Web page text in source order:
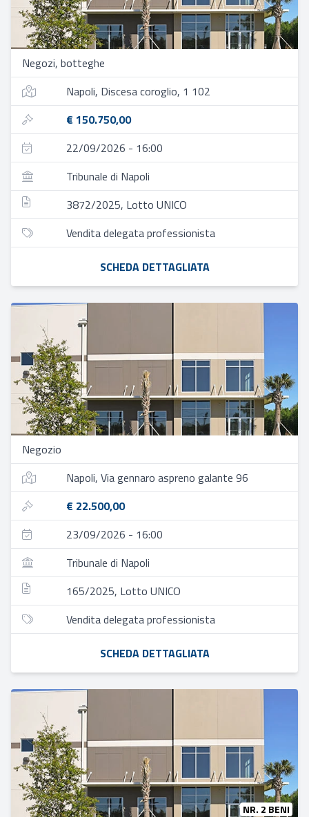
Negozi, botteghe
Napoli, Discesa coroglio, 1 102
€ 150.750,00
22/09/2026 - 16:00
Tribunale di Napoli
3872/2025, Lotto UNICO
Vendita delegata professionista
SCHEDA DETTAGLIATA
Negozio
Napoli, Via gennaro aspreno galante 96
€ 22.500,00
23/09/2026 - 16:00
Tribunale di Napoli
165/2025, Lotto UNICO
Vendita delegata professionista
SCHEDA DETTAGLIATA
NR. 2 BENI